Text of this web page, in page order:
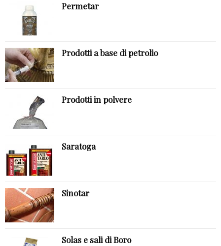
Permetar
Prodotti a base di petrolio
Prodotti in polvere
Saratoga
Sinotar
Solas e sali di Boro